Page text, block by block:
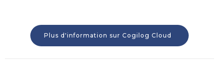
Plus d'information sur Cogilog Cloud